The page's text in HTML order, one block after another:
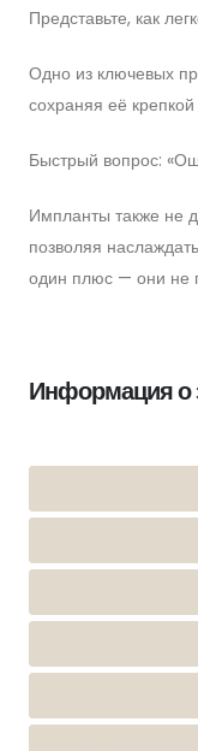
Представьте, как
Одно из ключевых
сохраняя её
Быстрый вопрос:
Импланты также не
позволяя
один плюс — они не
Информация о